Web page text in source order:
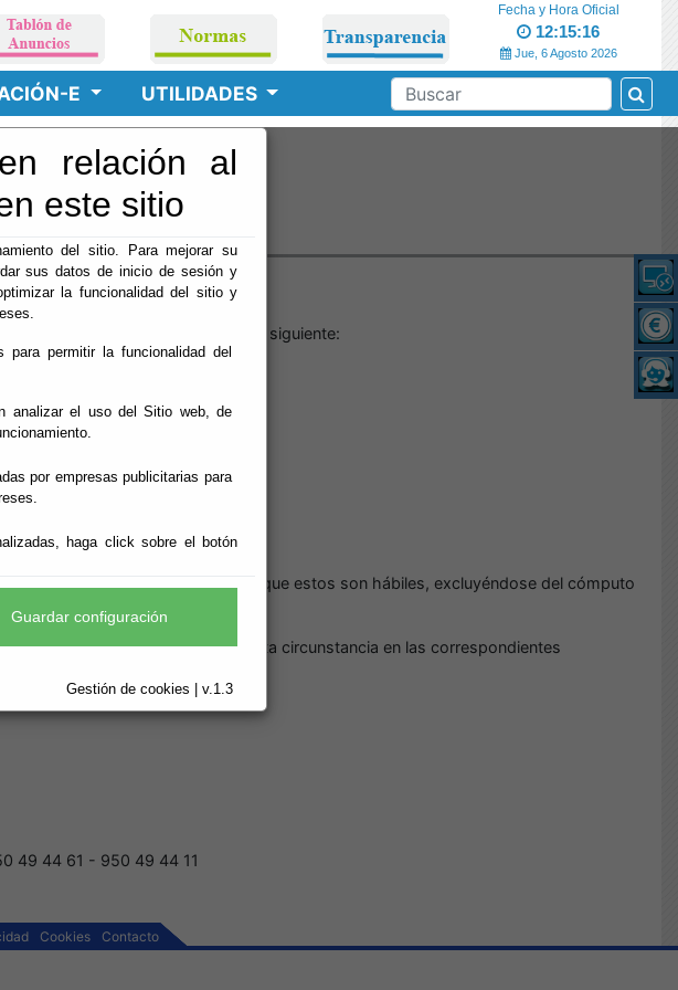
relación al
este sitio
del sitio. Para mejorar su
sus datos de inicio de sesión y
la funcionalidad del sitio y
para permitir la funcionalidad del
analizar el uso del Sitio web, de
por empresas publicitarias para
haga click sobre el botón
Guardar configuración
Gestión de cookies | v.1.3
Fecha y Hora Oficial
12:15:17
Jue, 6 Agosto 2026
E UTILIDADES
es el siguiente:
se señalen por días, se entiende que estos son hábiles, excluyéndose del cómputo
Europea, se hará constar esta circunstancia en las correspondientes
las Administraciones Públicas).
49 44 61 - 950 49 44 11
Cookies Contacto